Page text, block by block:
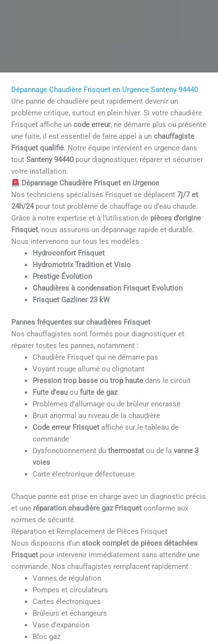
Dépannage Chaudière Frisquet en Urgence Santeny 94440
Une panne de chaudière peut rapidement devenir un
problème critique, surtout en plein hiver. Si votre chaudière
Frisquet affiche uncode erreur, ne démarre plus ou présente
une fuite, il est essentiel de faire appel à unchauffagiste
Frisquet qualifié. Notre équipe intervient en urgence dans
toutSanteny 94440 pour diagnostiquer, réparer et sécuriser
votre installation.
Dépannage Chaudière Frisquet en Urgence
Nos techniciens spécialisés Frisquet se déplacent7j/7 et
24h/24pour tout problème de chauffage ou d’eau chaude.
Grâce à notre expertise et à l’utilisation de pièces d’origine
Frisquet, nous assurons un dépannage rapide et durable.
Nous intervenons sur tous les modèles :
Hydroconfort Frisquet
Hydromotrix Tradition et Visio
Prestige Évolution
Chaudières à condensation Frisquet Evolution
Frisquet Gazliner 23 kW
Pannes fréquentes sur chaudières Frisquet
Nos chauffagistes sont formés pour diagnostiquer et
réparer toutes les pannes, notamment :
Chaudière Frisquet qui ne démarre pas
Voyant rouge allumé ou clignotant
Pression trop basse ou trop haute dans le circuit
Fuite d’eau oufuite de gaz
Problèmes d’allumage ou de brûleur encrassé
Bruit anormal au niveau de la chaudière
Code erreur Frisquet affiché sur le tableau de
commande
Dysfonctionnement duthermostat ou de lavanne 3
voies
Carte électronique défectueuse
Chaque panne est prise en charge avec un diagnostic précis
et une réparation chaudière gaz Frisquet conforme aux
normes de sécurité.
Réparation et Remplacement de Pièces Frisquet
Nous disposons d’unstock complet de pièces détachées
Frisquet pour intervenir immédiatement sans attendre une
commande. Nos chauffagistes remplacent rapidement :
Vannes de régulation
Pompes et circulateurs
Cartes électroniques
Brûleurs et échangeurs
Vase d’expansion
Bloc gaz